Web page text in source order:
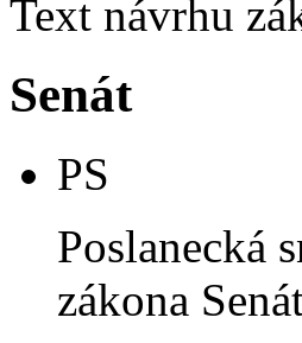
Text návrhu
Senát
PS
Poslanecká
zákona